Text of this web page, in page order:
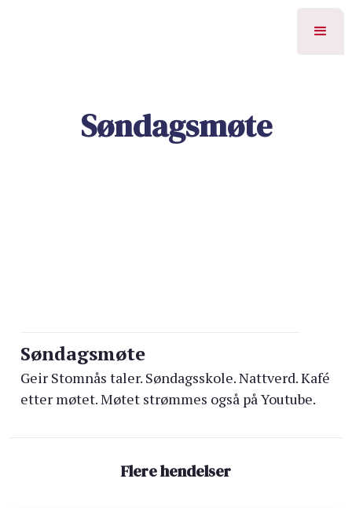
Søndagsmøte
Søndagsmøte
Geir Stomnås taler. Søndagsskole. Nattverd. Kafé
etter møtet. Møtet strømmes også på Youtube.
Flere hendelser